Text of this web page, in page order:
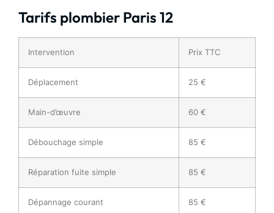
Tarifs plombier Paris 12
Intervention Prix TTC
Déplacement 25 €
Main-d’œuvre 60 €
Débouchage simple 85 €
Réparation fuite simple 85 €
Dépannage courant 85 €